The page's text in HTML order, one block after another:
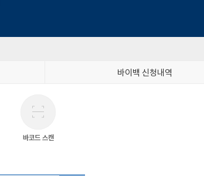
바이백 신청내역
바코드 스캔